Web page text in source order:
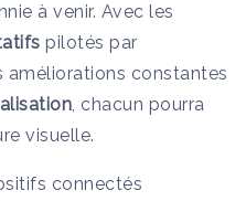
à venir. Avec les
pilotés par
constantes
, chacun pourra
visuelle.
connectés